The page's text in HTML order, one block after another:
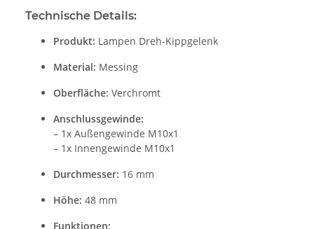
Technische Details:
Produkt: Lampen Dreh-Kippgelenk
Material: Messing
Oberfläche: Verchromt
Anschlussgewinde:
– 1x Außengewinde M10x1
– 1x Innengewinde M10x1
Durchmesser: 16 mm
Höhe: 48 mm
Funktionen: